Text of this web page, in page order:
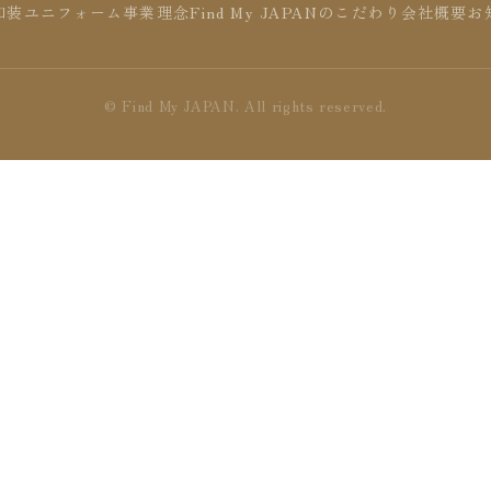
装ユニフォーム 事業理念Find My JAPANのこだわり 会社概要お
© Find My JAPAN. All rights reserved.